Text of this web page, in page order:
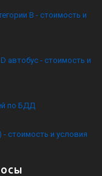
B - стоимость и
автобус - стоимость и
по БДД
стоимость и условия